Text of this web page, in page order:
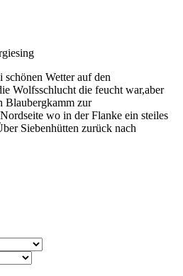
schönen Wetter auf den
Wolfsschlucht die feucht war,aber
Blaubergkamm zur
wo in der Flanke ein steiles
Siebenhütten zurück nach